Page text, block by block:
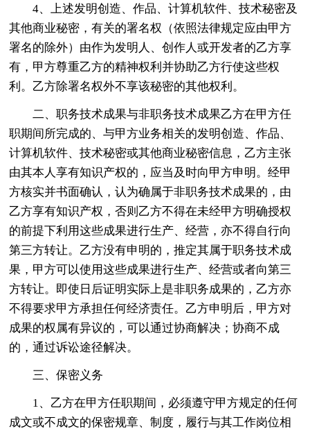
4、上述发明创造、作品、计算机软件、技术秘密及
其他商业秘密，有关的署名权（依照法律规定应由甲方
署名的除外）由作为发明人、创作人或开发者的乙方享
有，甲方尊重乙方的精神权利并协助乙方行使这些权
利。乙方除署名权外不享该秘密的其他权利。
二、职务技术成果与非职务技术成果乙方在甲方任
职期间所完成的、与甲方业务相关的发明创造、作品、
计算机软件、技术秘密或其他商业秘密信息，乙方主张
由其本人享有知识产权的，应当及时向甲方申明。经甲
方核实并书面确认，认为确属于非职务技术成果的，由
乙方享有知识产权，否则乙方不得在未经甲方明确授权
的前提下利用这些成果进行生产、经营，亦不得自行向
第三方转让。乙方没有申明的，推定其属于职务技术成
果，甲方可以使用这些成果进行生产、经营或者向第三
方转让。即使日后证明实际上是非职务成果的，乙方亦
不得要求甲方承担任何经济责任。乙方申明后，甲方对
成果的权属有异议的，可以通过协商解决；协商不成
的，通过诉讼途径解决。
三、保密义务
1、乙方在甲方任职期间，必须遵守甲方规定的任何
成文或不成文的保密规章、制度，履行与其工作岗位相